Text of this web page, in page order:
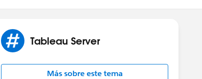
Tableau Server
Más sobre este tema